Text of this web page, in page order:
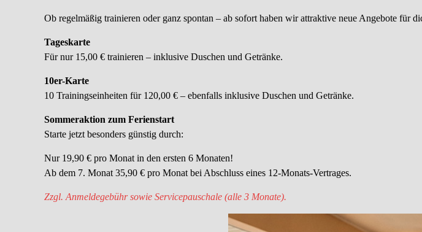
Ob regelmäßig trainieren oder ganz spontan – ab sofort haben wir attraktive neue Angebote für
Tageskarte
Für nur 15,00 € trainieren – inklusive Duschen und Getränke.
10er-Karte
10 Trainingseinheiten für 120,00 € – ebenfalls inklusive Duschen und Getränke.
Sommeraktion zum Ferienstart
Starte jetzt besonders günstig durch:
Nur 19,90 € pro Monat in den ersten 6 Monaten!
Ab dem 7. Monat 35,90 € pro Monat bei Abschluss eines 12-Monats-Vertrages.
Zzgl. Anmeldegebühr sowie Servicepauschale (alle 3 Monate).